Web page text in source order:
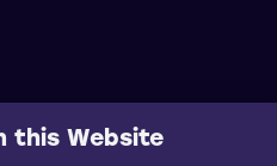
this Website